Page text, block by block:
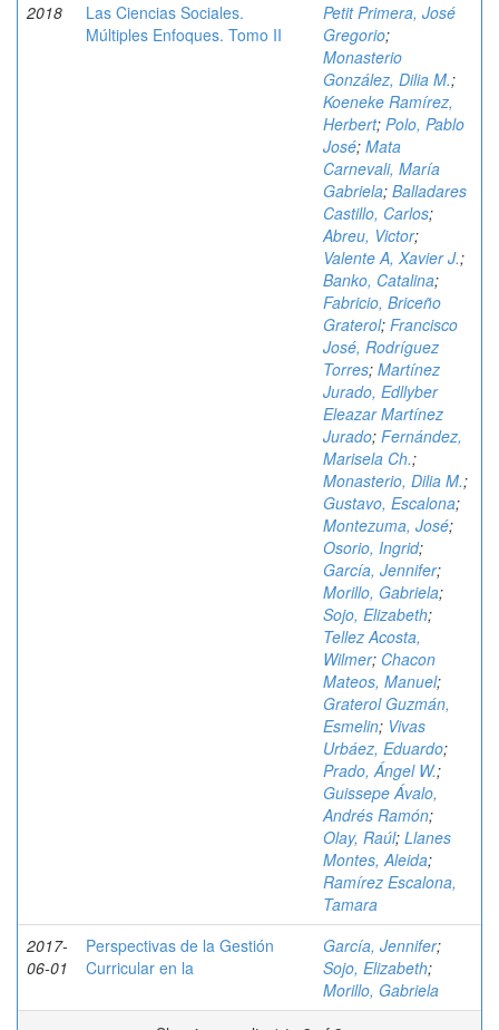
2018
Las Ciencias Sociales.
Múltiples Enfoques. Tomo II
Petit Primera, José
Gregorio;
Monasterio
González, Dilia M.;
Koeneke Ramírez,
Herbert; Polo, Pablo
José; Mata
Carnevali, María
Gabriela; Balladares
Castillo, Carlos;
Abreu, Victor;
Valente A, Xavier J.;
Banko, Catalina;
Fabricio, Briceño
Graterol; Francisco
José, Rodríguez
Torres; Martínez
Jurado, Edllyber
Eleazar Martínez
Jurado; Fernández,
Marisela Ch.;
Monasterio, Dilia M.;
Gustavo, Escalona;
Montezuma, José;
Osorio, Ingrid;
García, Jennifer;
Morillo, Gabriela;
Sojo, Elizabeth;
Tellez Acosta,
Wilmer; Chacon
Mateos, Manuel;
Graterol Guzmán,
Esmelin; Vivas
Urbáez, Eduardo;
Prado, Ángel W.;
Guissepe Ávalo,
Andrés Ramón;
Olay, Raúl; Llanes
Montes, Aleida;
Ramírez Escalona,
Tamara
2017-
06-01
Perspectivas de la Gestión
Curricular en la
García, Jennifer;
Sojo, Elizabeth;
Morillo, Gabriela